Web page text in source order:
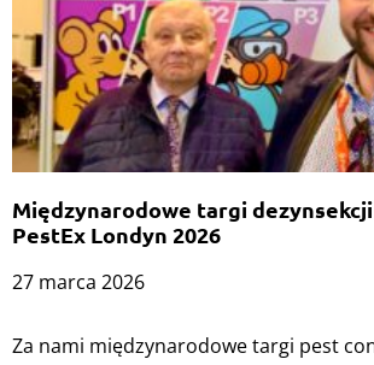
Międzynarodowe targi
PestEx Londyn 2026
27 marca 2026
Za nami międzynarodowe targi pest